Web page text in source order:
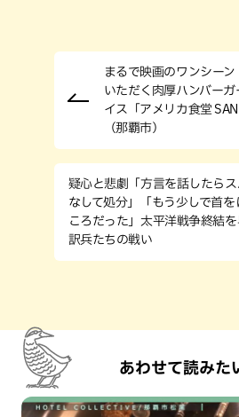
まるで映画のワンシー
いただく肉厚ハンバーガ
イス「アメリカ食堂
（那覇市）
疑心と悲劇「方言を話したら
なして処分」「もう少しで首を
ころだった」太平洋戦争終結
訳兵たちの戦い
あわせて読みた